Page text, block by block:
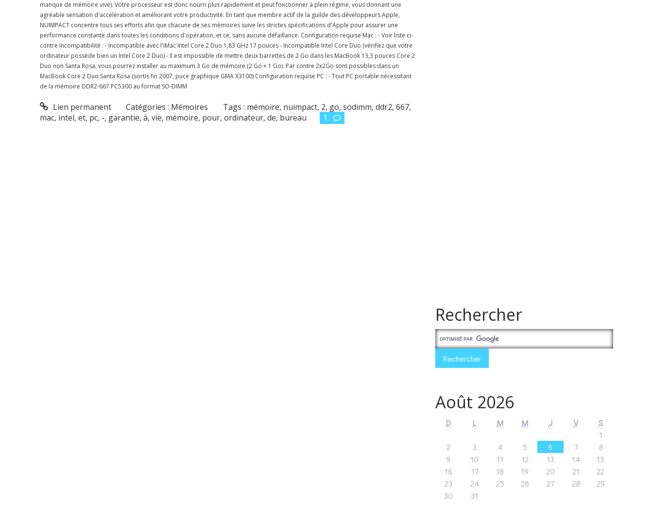
manque de mémoire vive). Votre processeur est donc nourri plus rapidement et peut fonctionner à plein régime, vous donnant une
agréable sensation d'accélération et améliorant votre productivité. En tant que membre actif de la guilde des développeurs Apple,
NUIMPACT concentre tous ses efforts afin que chacune de ses mémoires suive les strictes spécifications d'Apple pour assurer une
performance constante dans toutes les conditions d'opération, et ce, sans aucune défaillance. Configuration requise Mac : - Voir liste ci-
contre Incompatibilité : - Incompatible avec l'iMac Intel Core 2 Duo 1,83 GHz 17 pouces - Incompatible Intel Core Duo (vérifiez que votre
ordinateur possède bien un Intel Core 2 Duo) - Il est impossible de mettre deux barrettes de 2 Go dans les MacBook 13,3 pouces Core 2
Duo non Santa Rosa, vous pourrez installer au maximum 3 Go de mémoire (2 Go + 1 Go). Par contre 2x2Go sont possibles dans un
MacBook Core 2 Duo Santa Rosa (sortis fin 2007, puce graphique GMA X3100) Configuration requise PC : - Tout PC portable nécessitant
de la mémoire DDR2-667 PC5300 au format SO-DIMM
Lien permanent Catégories : Mémoires Tags : mémoire, nuimpact, 2, go,sodimm,ddr2,667,
mac, intel, et, pc, -, garantie, à, vie, mémoire, pour, ordinateur, de, bureau 1
Rechercher
Août 2026
D L M M J V
S
1
2
3 4 5 6 7
8
9
10 11 12 13 14
15
16
17 18 19 20 21
22
23
24 25 26 27 28
29
30
31